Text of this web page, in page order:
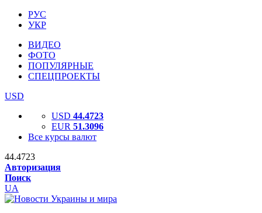
РУС
УКР
ВИДЕО
ФОТО
ПОПУЛЯРНЫЕ
СПЕЦПРОЕКТЫ
USD
USD 44.4723
EUR 51.3096
Все курсы валют
44.4723
Авторизация
Поиск
UA